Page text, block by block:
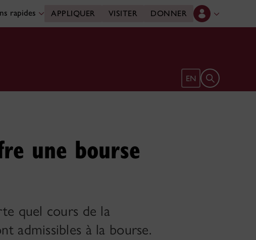
rapides APPLIQUER VISITER DONNER
EN Ouvrir le
une bourse
quel cours de la
admissibles à la bourse.